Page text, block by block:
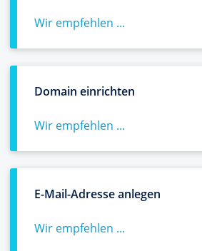
Wir empfehlen ...
Domain einrichten
Wir empfehlen ...
E-Mail-Adresse anlegen
Wir empfehlen ...